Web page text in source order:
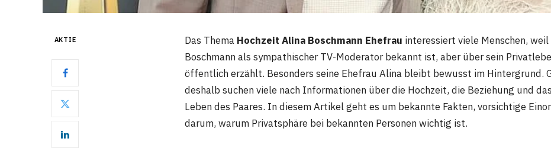
AKTIE Das Thema Hochzeit Alina Boschmann Ehefrau interessiert viele Menschen, weil
Boschmann als sympathischer TV-Moderator bekannt ist, aber über sein
öffentlich erzählt. Besonders seine Ehefrau Alina bleibt bewusst im Hintergrund.
deshalb suchen viele nach Informationen über die Hochzeit, die Beziehung und
Leben des Paares. In diesem Artikel geht es um bekannte Fakten, vorsichtige
darum, warum Privatsphäre bei bekannten Personen wichtig ist.